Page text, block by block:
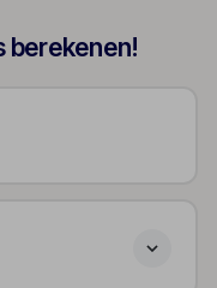
berekenen!